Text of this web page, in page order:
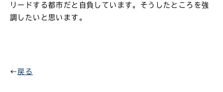
リードする都市だと自負しています。そうしたところを強
調したいと思います。
← 戻る